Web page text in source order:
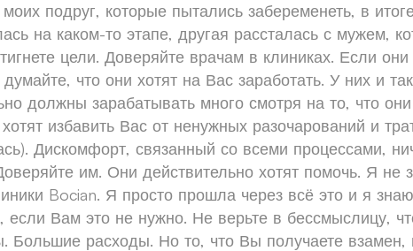
подруг, которые пытались забеременеть, в
на каком-то этапе, другая рассталась с мужем,
цели. Доверяйте врачам в клиниках. Если
что они хотят на Вас заработать. У них и
должны зарабатывать много смотря на то, что
избавить Вас от ненужных разочарований и
Дискомфорт, связанный со всеми процессами,
им. Они действительно хотят помочь. Я не
Bocian. Я просто прошла через всё это и я
Вам это не нужно. Не верьте в бессмыслицу,
Большие расходы. Но то, что Вы получаете взамен,